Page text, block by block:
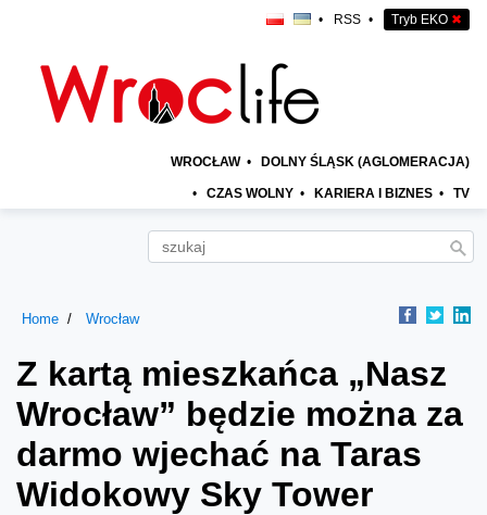
• RSS • Tryb EKO ✖
WROCŁAW • DOLNY ŚLĄSK (AGLOMERACJA)
• CZAS WOLNY • KARIERA I BIZNES • TV
Home Wrocław
Z kartą mieszkańca „Nasz
Wrocław” będzie można za
darmo wjechać na Taras
Widokowy Sky Tower